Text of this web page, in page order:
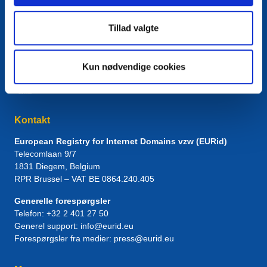
Tillad valgte
Kun nødvendige cookies
Kontakt
European Registry for Internet Domains vzw (EURid)
Telecomlaan 9/7
1831 Diegem , Belgium
RPR Brussel – VAT BE 0864.240.405
Generelle forespørgsler
Telefon: +32 2 401 27 50
Generel support: info@eurid.eu
Forespørgsler fra medier: press@eurid.eu